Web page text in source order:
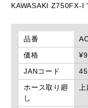
KAWASAKI Z750FX-
品番
価格
JANコード
ホース取り廻
し
上